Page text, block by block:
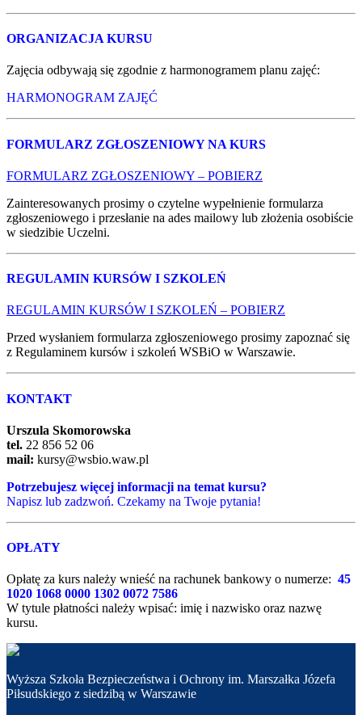
ORGANIZACJA KURSU
Zajęcia odbywają się zgodnie z harmonogramem planu zajęć:
HARMONOGRAM ZAJĘĆ
FORMULARZ ZGŁOSZENIOWY NA KURS
FORMULARZ ZGŁOSZENIOWY – POBIERZ
Zainteresowanych prosimy o czytelne wypełnienie formularza
zgłoszeniowego i przesłanie na ades mailowy lub złożenia osobiście
w siedzibie Uczelni.
REGULAMIN KURSÓW I SZKOLEŃ
REGULAMIN KURSÓW I SZKOLEŃ – POBIERZ
Przed wysłaniem formularza zgłoszeniowego prosimy zapoznać się
z Regulaminem kursów i szkoleń WSBiO w Warszawie.
KONTAKT
Urszula Skomorowska
tel. 22 856 52 06
mail: kursy@wsbio.waw.pl
Potrzebujesz więcej informacji na temat kursu?
Napisz lub zadzwoń. Czekamy na Twoje pytania!
OPŁATY
Opłatę za kurs należy wnieść na rachunek bankowy o numerze: 45
1020 1068 0000 1302 0072 7586
W tytule płatności należy wpisać: imię i nazwisko oraz nazwę
kursu.
Wyższa Szkoła Bezpieczeństwa i Ochrony im. Marszałka Józefa
Piłsudskiego z siedzibą w Warszawie